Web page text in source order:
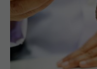
Ingredientul care
"invizibilă" din